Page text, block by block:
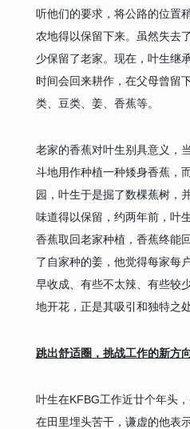
听他们的要求，将公路的位置
农地得以保留下来。虽然失去
少保留了老家。现在，叶生继
时间会回来耕作，在父母曾留
类、豆类、姜、香蕉等。
老家的香蕉对叶生别具意义，
斗地用作种植一种矮身香蕉，
园，叶生于是掘了数棵蕉树，
味道得以保留，约两年前，叶
香蕉取回老家种植，香蕉终能
了自家种的姜，他觉得每家每
早收成、有些不太辣、有些较
地开花，正是其吸引和独特之处
跳出舒适圈，挑战工作的新方
叶生在KFBG工作近廿个年头
在田里埋头苦干，谦虚的他表